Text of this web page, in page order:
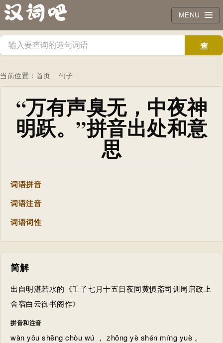
MENU
查
当前位置： 首页 句子
“万有声臭无，中夜神
明跃。”拼音出处和意
思
词语拼音
词语注音
词语词性
简解
出自明湛若水的《壬子七月十五日夜同黄慎斋司训周启政上
舍宿白云御书阁作》
拼音和注音
wàn yǒu shēng chòu wú ， zhōng yè shén míng yuè 。